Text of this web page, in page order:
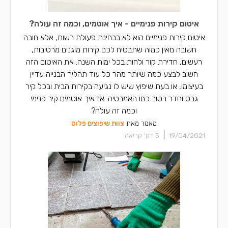
קבלני איטום בכפר יאסיף
קבלני איטום בחצור הגלילית
איטום קירות פנימיים - איך אוטמים, וכמה זה עולה?
איטום קירות פנימיים הוא לא בבחינת פעולת רשות, אלא חובה
חשובה מאין כמוה שתבטיח לכם קירות מוגנים מרטיבות,
רעשים, חדירת קור ולחות בכל ימות השנה. את האיטום הזה
חשוב לבצע כמה שיותר מהר כל עוד תהליך הבנייה עדיין
בעיצומו, או בעת שיפוץ שיש לו נגיעה בקירות הבית ובכל קיר
גבס וחדר רטוב כמו האמבטיה. אז איך אוטמים קיר פנימי
וכמה זה עולה?
מאמר מאת צוות שיפוצים פלוס
19/04/2021
5 דק' קריאה